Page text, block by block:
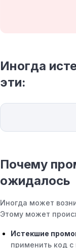
Иногда
эти:
Почему
ожидалось
Иногда может
Этому может
Истекшие
применить код